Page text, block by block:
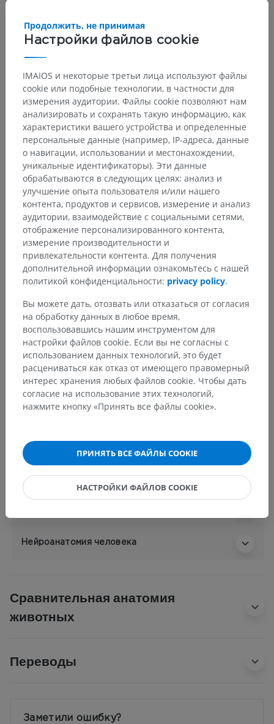
Анатомическая иерархия
Анатомия человека 2
Человеческое тело> Systemata integrantia>
Нервная система>
Центральная нервная система> Головной мозг
Мозг> Конечный мозг
Доли большого мозга
Междолевые борозды
Лобная доля
Парацентральная долька
Теменная доля
Затылочная доля
Височная доля
Показать больше
Нейроанатомия человека
Сравнительная анатомия
животных
Переводы
Заметили ошибку?
Настройки файлов cookie
Продолжить, не принимая
IMAIOS и некоторые третьи лица используют файлы
cookie или подобные технологии, в частности для
измерения аудитории. Файлы cookie позволяют нам
анализировать и сохранять такую информацию, как
характеристики вашего устройства и определенные
персональные данные (например, IP-адреса, данные
о навигации, использовании и местонахождении,
уникальные идентификаторы). Эти данные
обрабатываются в следующих целях: анализ и
улучшение опыта пользователя и/или нашего
контента, продуктов и сервисов, измерение и анализ
аудитории, взаимодействие с социальными сетями,
отображение персонализированного контента,
измерение производительности и
привлекательности контента. Для получения
дополнительной информации ознакомьтесь с нашей
политикой конфиденциальности: privacy policy.
Вы можете дать, отозвать или отказаться от согласия
на обработку данных в любое время,
воспользовавшись нашим инструментом для
настройки файлов cookie. Если вы не согласны с
использованием данных технологий, это будет
расцениваться как отказ от имеющего правомерный
интерес хранения любых файлов cookie. Чтобы дать
согласие на использование этих технологий,
нажмите кнопку «Принять все файлы cookie».
ПРИНЯТЬ ВСЕ ФАЙЛЫ COOKIE
НАСТРОЙКИ ФАЙЛОВ COOKIE